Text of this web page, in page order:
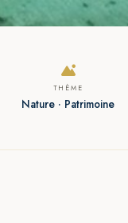
THÈME
Nature · Patrimoine